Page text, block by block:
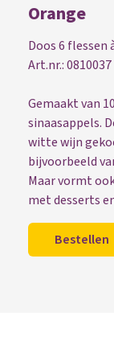
Orange
Doos 6 flessen
Art.nr.: 0810037
Gemaakt van
sinaasappels.
witte wijn
bijvoorbeeld
Maar vormt
met desserts
Bestellen